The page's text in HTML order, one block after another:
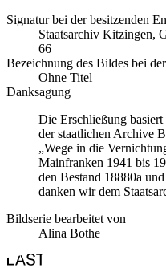
Signatur bei der besitzenden
Staats­ar­chiv Kit­zin­gen,
66
Bezeichnung des Bildes bei
Ohne Titel
Danksagung
Die Erschließung
der staatlichen Archive
„Wege in die
Mainfranken 1941 bis
den Bestand 18880a
danken wir dem
Bildserie bearbeitet von
Alina Bothe